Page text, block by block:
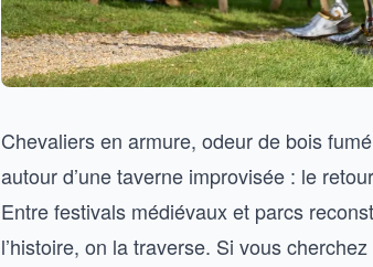
Chevaliers en armure, odeur de bois
autour d’une taverne improvisée : le
Entre festivals médiévaux et parcs
l’histoire, on la traverse. Si vous cherchez